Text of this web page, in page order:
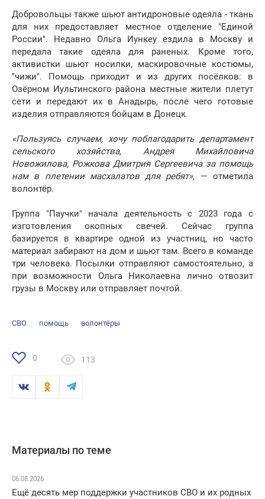
Добровольцы также шьют антидроновые одеяла - ткань
для них предоставляет местное отделение "Единой
России". Недавно Ольга Иункеу ездила в Москву и
передала такие одеяла для раненых. Кроме того,
активистки шьют носилки, маскировочные костюмы,
"чижи". Помощь приходит и из других посёлков: в
Озёрном Иультинского района местные жители плетут
сети и передают их в Анадырь, после чего готовые
изделия отправляются бойцам в Донецк.
«Пользуясь случаем, хочу поблагодарить департамент
сельского хозяйства, Андрея Михайловича
Новожилова, Рожкова Дмитрия Сергеевича за помощь
нам в плетении масхалатов для ребят», — отметила
волонтёр.
Группа "Паучки" начала деятельность с 2023 года с
изготовления окопных свечей. Сейчас группа
базируется в квартире одной из участниц, но часто
материал забирают на дом и шьют там. Всего в команде
три человека. Посылки отправляют самостоятельно, а
при возможности Ольга Николаевна лично отвозит
грузы в Москву или отправляет почтой.
СВО помощь волонтёры
0 113
Материалы по теме
06.08.2026
Ещё десять мер поддержки участников СВО и их родных